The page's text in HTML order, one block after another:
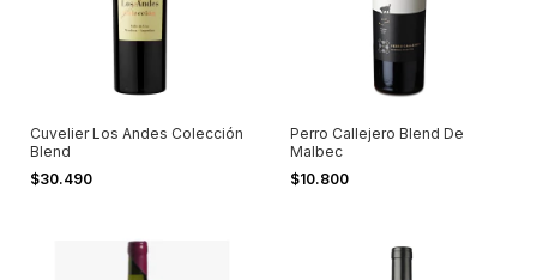
Cuvelier Los Andes Colección
Blend
$30.490
Perro Callejero Blend De
Malbec
$10.800